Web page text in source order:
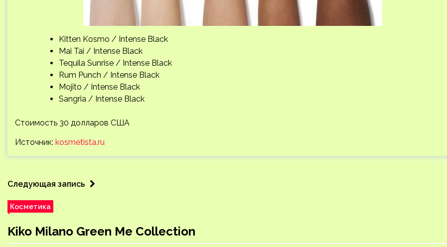
Kitten Kosmo / Intense Black
Mai Tai / Intense Black
Tequila Sunrise / Intense Black
Rum Punch / Intense Black
Mojito / Intense Black
Sangria / Intense Black
Стоимость 30 долларов США
Источник: kosmetista.ru
Следующая запись
Косметика
Kiko Milano Green Me Collection